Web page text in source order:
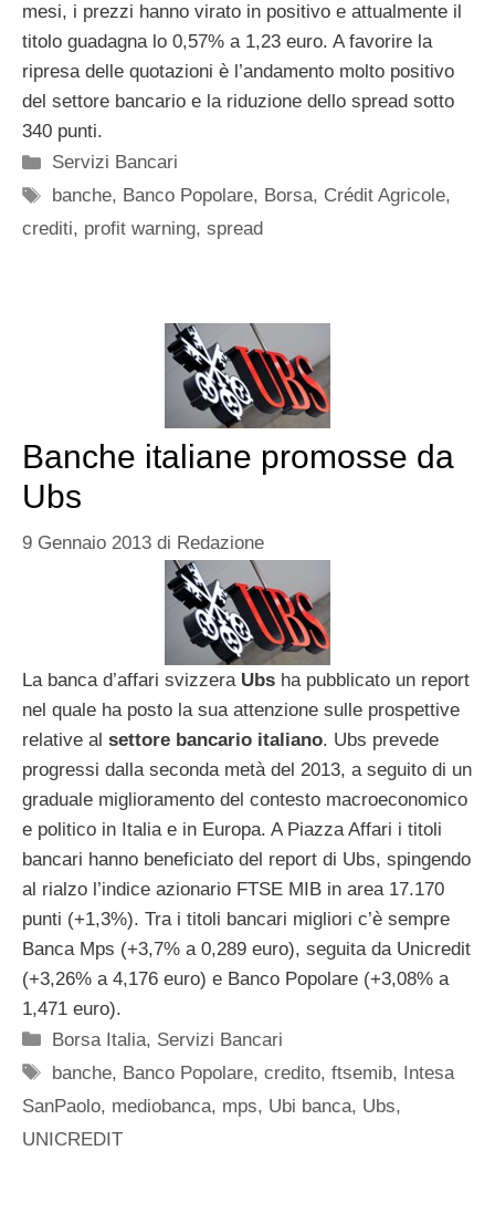
mesi, i prezzi hanno virato in positivo e attualmente il
titolo guadagna lo 0,57% a 1,23 euro. A favorire la
ripresa delle quotazioni è l’andamento molto positivo
del settore bancario e la riduzione dello spread sotto
340 punti.
Categorie
Servizi Bancari
Tag
banche, Banco Popolare, Borsa, Crédit Agricole,
crediti, profit warning, spread
Banche italiane promosse da
Ubs
9 Gennaio 2013 di Redazione
La banca d’affari svizzera Ubs ha pubblicato un report
nel quale ha posto la sua attenzione sulle prospettive
relative al settore bancario italiano. Ubs prevede
progressi dalla seconda metà del 2013, a seguito di un
graduale miglioramento del contesto macroeconomico
e politico in Italia e in Europa. A Piazza Affari i titoli
bancari hanno beneficiato del report di Ubs, spingendo
al rialzo l’indice azionario FTSE MIB in area 17.170
punti (+1,3%). Tra i titoli bancari migliori c’è sempre
Banca Mps (+3,7% a 0,289 euro), seguita da Unicredit
(+3,26% a 4,176 euro) e Banco Popolare (+3,08% a
1,471 euro).
Categorie
Borsa Italia, Servizi Bancari
Tag
banche, Banco Popolare,credito,ftsemib, Intesa
SanPaolo, mediobanca, mps, Ubi banca, Ubs,
UNICREDIT